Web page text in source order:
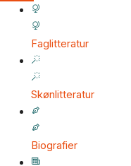
Faglitteratur
Skønlitteratur
Biografier